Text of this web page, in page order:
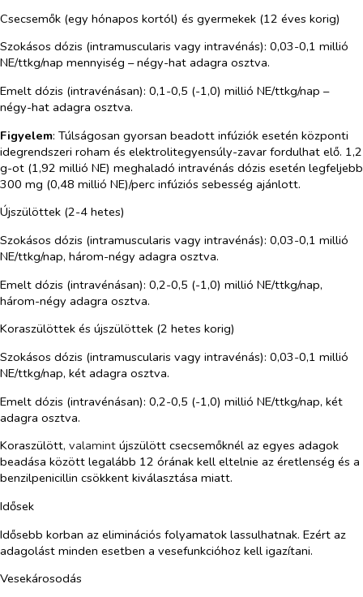
Csecsemők (egy hónapos kortól) és gyermekek (12 éves korig)
Szokásos dózis (intramuscularis vagy intravénás): 0,03-0,1 millió
NE/ttkg/nap mennyiség – négy-hat adagra osztva.
Emelt dózis (intravénásan): 0,1-0,5 (-1,0) millió NE/ttkg/nap –
négy-hat adagra osztva.
Figyelem: Túlságosan gyorsan beadott infúziók esetén központi
idegrendszeri roham és elektrolitegyensúly-zavar fordulhat elő. 1,2
g-ot (1,92 millió NE) meghaladó intravénás dózis esetén legfeljebb
300 mg (0,48 millió NE)/perc infúziós sebesség ajánlott.
Újszülöttek (2-4 hetes)
Szokásos dózis (intramuscularis vagy intravénás): 0,03-0,1 millió
NE/ttkg/nap, három-négy adagra osztva.
Emelt dózis (intravénásan): 0,2-0,5 (-1,0) millió NE/ttkg/nap,
három-négy adagra osztva.
Koraszülöttek és újszülöttek (2 hetes korig)
Szokásos dózis (intramuscularis vagy intravénás): 0,03-0,1 millió
NE/ttkg/nap, két adagra osztva.
Emelt dózis (intravénásan): 0,2-0,5 (-1,0) millió NE/ttkg/nap, két
adagra osztva.
Koraszülött, valamint újszülött csecsemőknél az egyes adagok
beadása között legalább 12 órának kell eltelnie az éretlenség és a
benzilpenicillin csökkent kiválasztása miatt.
Idősek
Idősebb korban az eliminációs folyamatok lassulhatnak. Ezért az
adagolást minden esetben a vesefunkcióhoz kell igazítani.
Vesekárosodás